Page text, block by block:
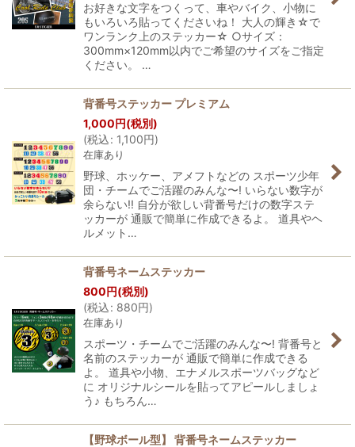
お好きな文字をつくって、車やバイク、小物に
もいろいろ貼ってくださいね！ 大人の輝き☆で
ワンランク上のステッカー☆ ○サイズ：
300mm×120mm以内でご希望のサイズをご指定
ください。 …
背番号ステッカー プレミアム
1,000円(税別)
(税込: 1,100円)
在庫あり
野球、ホッケー、アメフトなどの スポーツ少年
団・チームでご活躍のみんな〜! いらない数字が
余らない!! 自分が欲しい背番号だけの数字ステ
ッカーが 通販で簡単に作成できるよ。 道具やヘ
ルメット…
背番号ネームステッカー
800円(税別)
(税込: 880円)
在庫あり
スポーツ・チームでご活躍のみんな〜! 背番号と
名前のステッカーが 通販で簡単に作成できる
よ。 道具や小物、エナメルスポーツバッグなど
に オリジナルシールを貼ってアピールしましょ
う♪ もちろん…
【野球ボール型】 背番号ネームステッカー